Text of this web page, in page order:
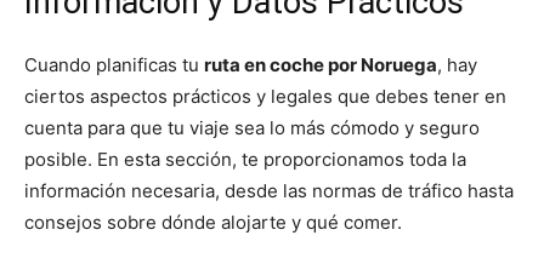
Cuando planificas tu ruta en coche por Noruega, hay
ciertos aspectos prácticos y legales que debes tener en
cuenta para que tu viaje sea lo más cómodo y seguro
posible. En esta sección, te proporcionamos toda la
información necesaria, desde las normas de tráfico hasta
consejos sobre dónde alojarte y qué comer.